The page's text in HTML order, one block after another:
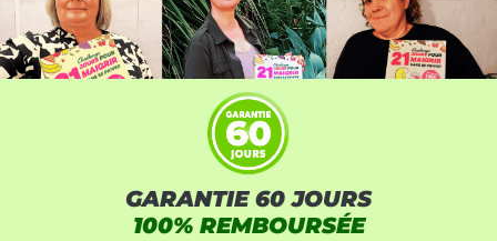
GARANTIE 60 JOURS
100% REMBOURSÉE